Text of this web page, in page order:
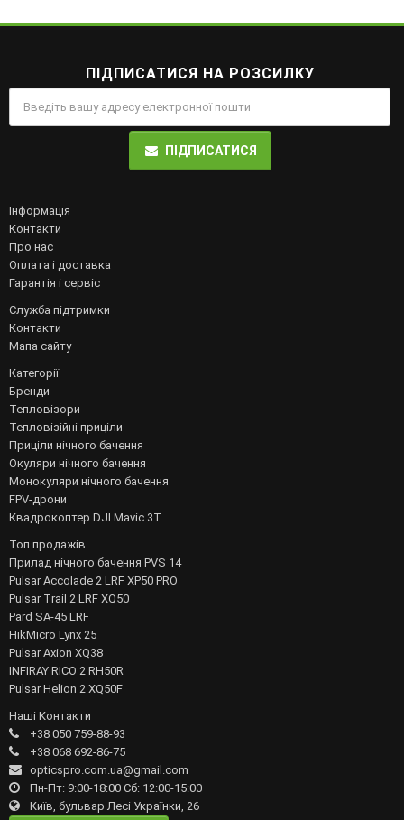
ПІДПИСАТИСЯ НА РОЗСИЛКУ
ПІДПИСАТИСЯ
Інформація
Контакти
Про нас
Оплата і доставка
Гарантія і сервіс
Служба підтримки
Контакти
Мапа сайту
Категорії
Бренди
Тепловізори
Тепловізійні приціли
Приціли нічного бачення
Окуляри нічного бачення
Монокуляри нічного бачення
FPV-дрони
Квадрокоптер DJI Mavic 3T
Топ продажів
Прилад нічного бачення PVS 14
Pulsar Accolade 2 LRF XP50 PRO
Pulsar Trail 2 LRF XQ50
Pard SA-45 LRF
HikMicro Lynx 25
Pulsar Axion XQ38
INFIRAY RICO 2 RH50R
Pulsar Helion 2 XQ50F
Наші Контакти
+38 050 759-88-93
+38 068 692-86-75
opticspro.com.ua@gmail.com
Пн-Пт: 9:00-18:00 Сб: 12:00-15:00
Київ, бульвар Лесі Українки, 26